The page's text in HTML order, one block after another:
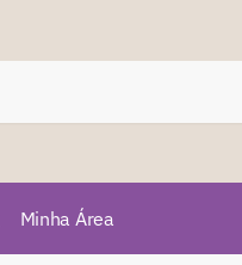
Minha Área